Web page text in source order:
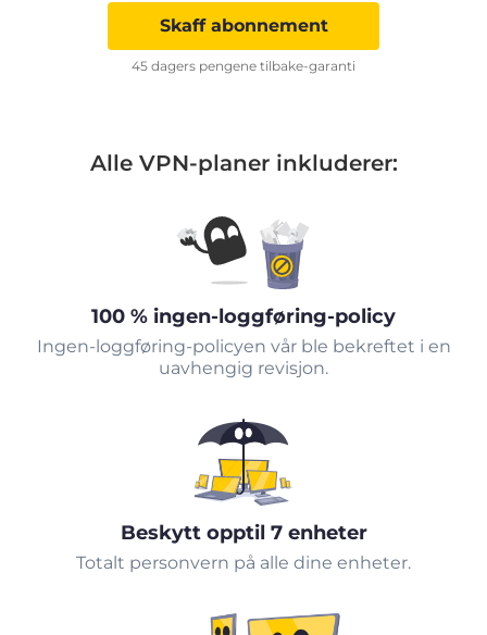
Skaff abonnement
45 dagers pengene tilbake-garanti
Alle VPN-planer inkluderer:
100 % ingen-loggføring-policy
Ingen-loggføring-policyen vår ble bekreftet i en
uavhengig revisjon.
Beskytt opptil 7 enheter
Totalt personvern på alle dine enheter.